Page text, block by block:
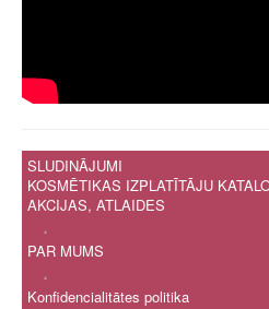
SLUDINĀJUMI
KOSMĒTIKAS IZPLATĪTĀJU
AKCIJAS, ATLAIDES
.
PAR MUMS
.
Konfidencialitātes politika